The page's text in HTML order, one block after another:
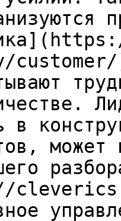
customer/
в
может